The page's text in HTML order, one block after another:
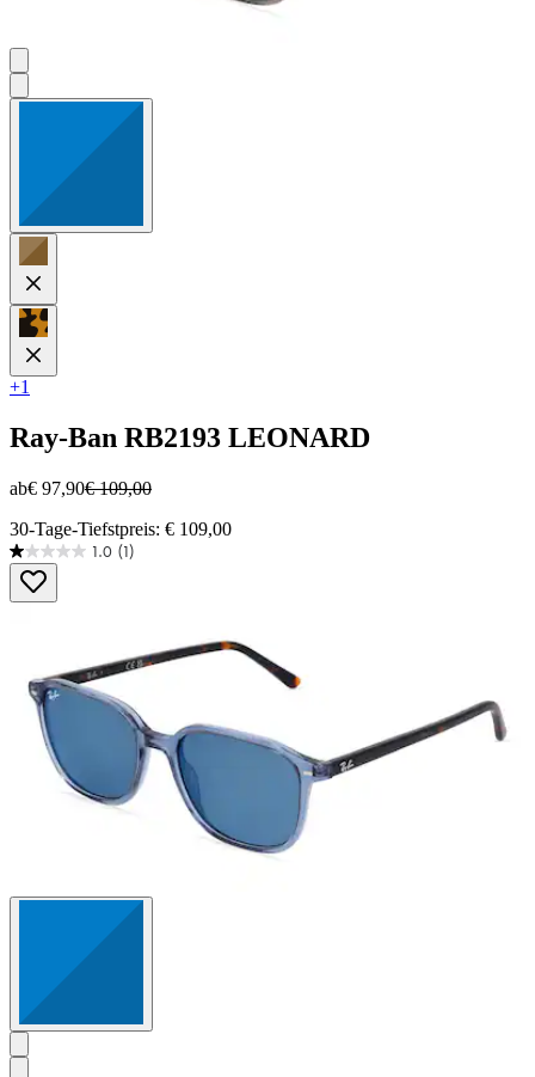
+1
Ray-Ban RB2193 LEONARD
ab€ 97,90€ 109,00
30-Tage-Tiefstpreis: € 109,00
1.0 (1)
1.0
von
5
Bewertung